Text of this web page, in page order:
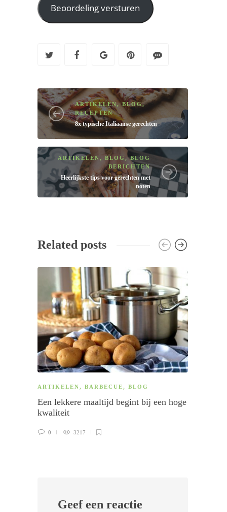
ARTIKELEN,BLOG,
RECEPTEN
8x typische Italiaanse gerechten
ARTIKELEN, BLOG ,BLOG
BERICHTEN
Heerlijkste tips voor gerechten met
noten
Related posts
ARTIKELEN, BARBECUE, BLOG
Een lekkere maaltijd begint bij een hoge
kwaliteit
0 3217
Geef een reactie